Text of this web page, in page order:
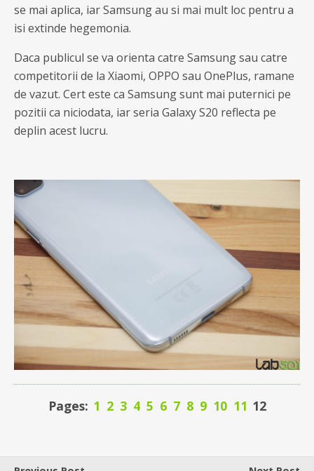
se mai aplica, iar Samsung au si mai mult loc pentru a
isi extinde hegemonia.
Daca publicul se va orienta catre Samsung sau catre
competitorii de la Xiaomi, OPPO sau OnePlus, ramane
de vazut. Cert este ca Samsung sunt mai puternici pe
pozitii ca niciodata, iar seria Galaxy S20 reflecta pe
deplin acest lucru.
Pages: 1 2 3 4 5 6 7 8 9 10 11 12